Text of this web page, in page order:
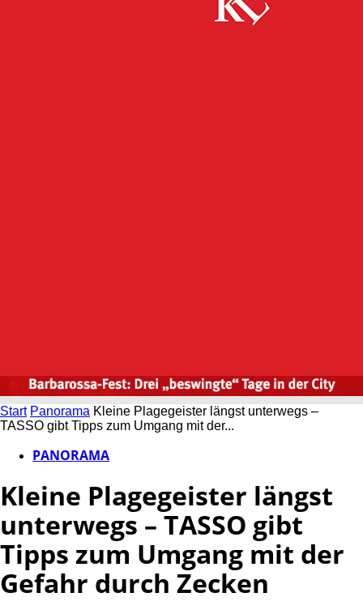
Start Panorama Kleine Plagegeister längst unterwegs –
TASSO gibt Tipps zum Umgang mit der...
PANORAMA
Kleine Plagegeister längst
unterwegs – TASSO gibt
Tipps zum Umgang mit der
Gefahr durch Zecken